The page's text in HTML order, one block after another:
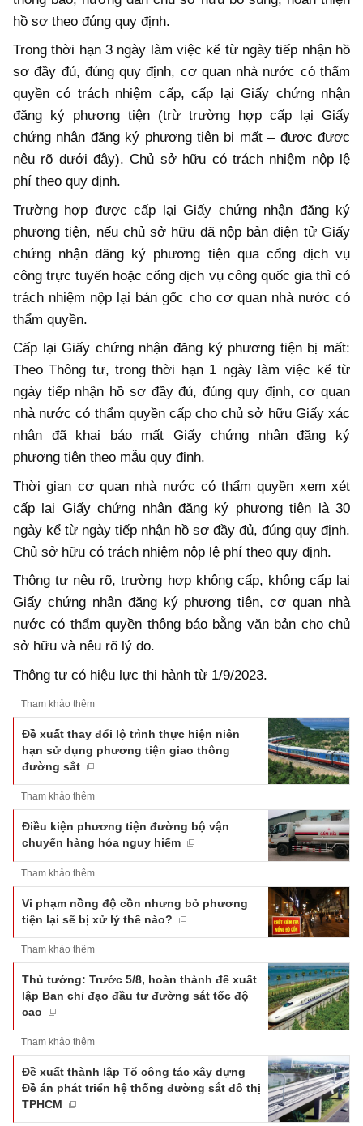
hồ sơ theo đúng quy định.
Trong thời hạn 3 ngày làm việc kể từ ngày tiếp nhận hồ
sơ đầy đủ, đúng quy định, cơ quan nhà nước có thẩm
quyền có trách nhiệm cấp, cấp lại Giấy chứng nhận
đăng ký phương tiện (trừ trường hợp cấp lại Giấy
chứng nhận đăng ký phương tiện bị mất – được được
nêu rõ dưới đây). Chủ sở hữu có trách nhiệm nộp lệ
phí theo quy định.
Trường hợp được cấp lại Giấy chứng nhận đăng ký
phương tiện, nếu chủ sở hữu đã nộp bản điện tử Giấy
chứng nhận đăng ký phương tiện qua cổng dịch vụ
công trực tuyến hoặc cổng dịch vụ công quốc gia thì có
trách nhiệm nộp lại bản gốc cho cơ quan nhà nước có
thẩm quyền.
Cấp lại Giấy chứng nhận đăng ký phương tiện bị mất:
Theo Thông tư, trong thời hạn 1 ngày làm việc kể từ
ngày tiếp nhận hồ sơ đầy đủ, đúng quy định, cơ quan
nhà nước có thẩm quyền cấp cho chủ sở hữu Giấy xác
nhận đã khai báo mất Giấy chứng nhận đăng ký
phương tiện theo mẫu quy định.
Thời gian cơ quan nhà nước có thẩm quyền xem xét
cấp lại Giấy chứng nhận đăng ký phương tiện là 30
ngày kể từ ngày tiếp nhận hồ sơ đầy đủ, đúng quy định.
Chủ sở hữu có trách nhiệm nộp lệ phí theo quy định.
Thông tư nêu rõ, trường hợp không cấp, không cấp lại
Giấy chứng nhận đăng ký phương tiện, cơ quan nhà
nước có thẩm quyền thông báo bằng văn bản cho chủ
sở hữu và nêu rõ lý do.
Thông tư có hiệu lực thi hành từ 1/9/2023.
Tham khảo thêm
Đề xuất thay đổi lộ trình thực hiện niên
hạn sử dụng phương tiện giao thông
đường sắt
Tham khảo thêm
Điều kiện phương tiện đường bộ vận
chuyển hàng hóa nguy hiểm
Tham khảo thêm
Vi phạm nồng độ cồn nhưng bỏ phương
tiện lại sẽ bị xử lý thế nào?
Tham khảo thêm
Thủ tướng: Trước 5/8, hoàn thành đề xuất
lập Ban chỉ đạo đầu tư đường sắt tốc độ
cao
Tham khảo thêm
Đề xuất thành lập Tổ công tác xây dựng
Đề án phát triển hệ thống đường sắt đô thị
TPHCM